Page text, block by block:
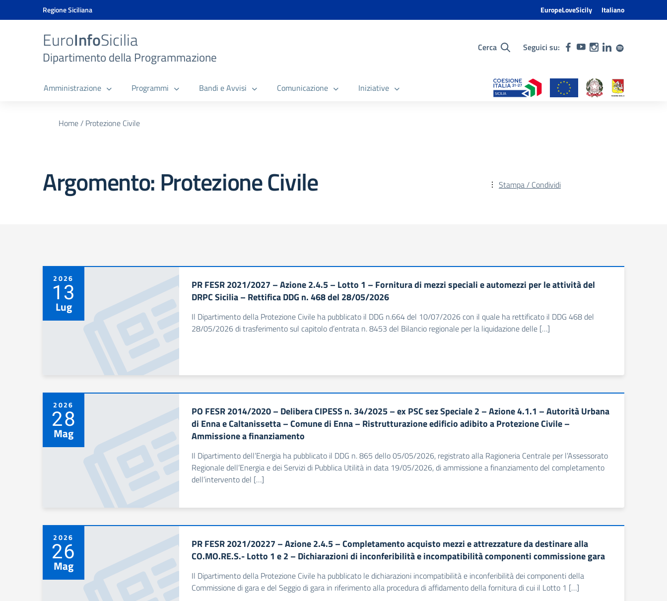
Vai ai contenuti
Vai al menu di navigazione
Vai al banner delle Cookie Policy
Regione Siciliana EuropeLoveSicily Italiano
EuroInfoSicilia
Dipartimento della Programmazione
Cerca Seguici su:
Amministrazione Programmi Bandi e Avvisi Comunicazione Iniziative
Home/ Protezione Civile
Argomento: Protezione Civile Stampa / Condividi
2026
13
Lug
PR FESR 2021/2027 – Azione 2.4.5 – Lotto 1 – Fornitura di mezzi speciali e automezzi per le attività del
DRPC Sicilia – Rettifica DDG n. 468 del 28/05/2026
Il Dipartimento della Protezione Civile ha pubblicato il DDG n.664 del 10/07/2026 con il quale ha rettificato il DDG 468 del
28/05/2026 di trasferimento sul capitolo d’entrata n. 8453 del Bilancio regionale per la liquidazione delle […]
2026
28
Mag
PO FESR 2014/2020 – Delibera CIPESS n. 34/2025 – ex PSC sez Speciale 2 – Azione 4.1.1 – Autorità Urbana
di Enna e Caltanissetta – Comune di Enna – Ristrutturazione edificio adibito a Protezione Civile –
Ammissione a finanziamento
Il Dipartimento dell’Energia ha pubblicato il DDG n. 865 dello 05/05/2026, registrato alla Ragioneria Centrale per l’Assessorato
Regionale dell’Energia e dei Servizi di Pubblica Utilità in data 19/05/2026, di ammissione a finanziamento del completamento
dell’intervento del […]
2026
26
Mag
PR FESR 2021/20227 – Azione 2.4.5 – Completamento acquisto mezzi e attrezzature da destinare alla
CO.MO.RE.S.- Lotto 1 e 2 – Dichiarazioni di inconferibilità e incompatibilità componenti commissione gara
Il Dipartimento della Protezione Civile ha pubblicato le dichiarazioni incompatibilità e inconferibilità dei componenti della
Commissione di gara e del Seggio di gara in riferimento alla procedura di affidamento della fornitura di cui il Lotto 1 […]